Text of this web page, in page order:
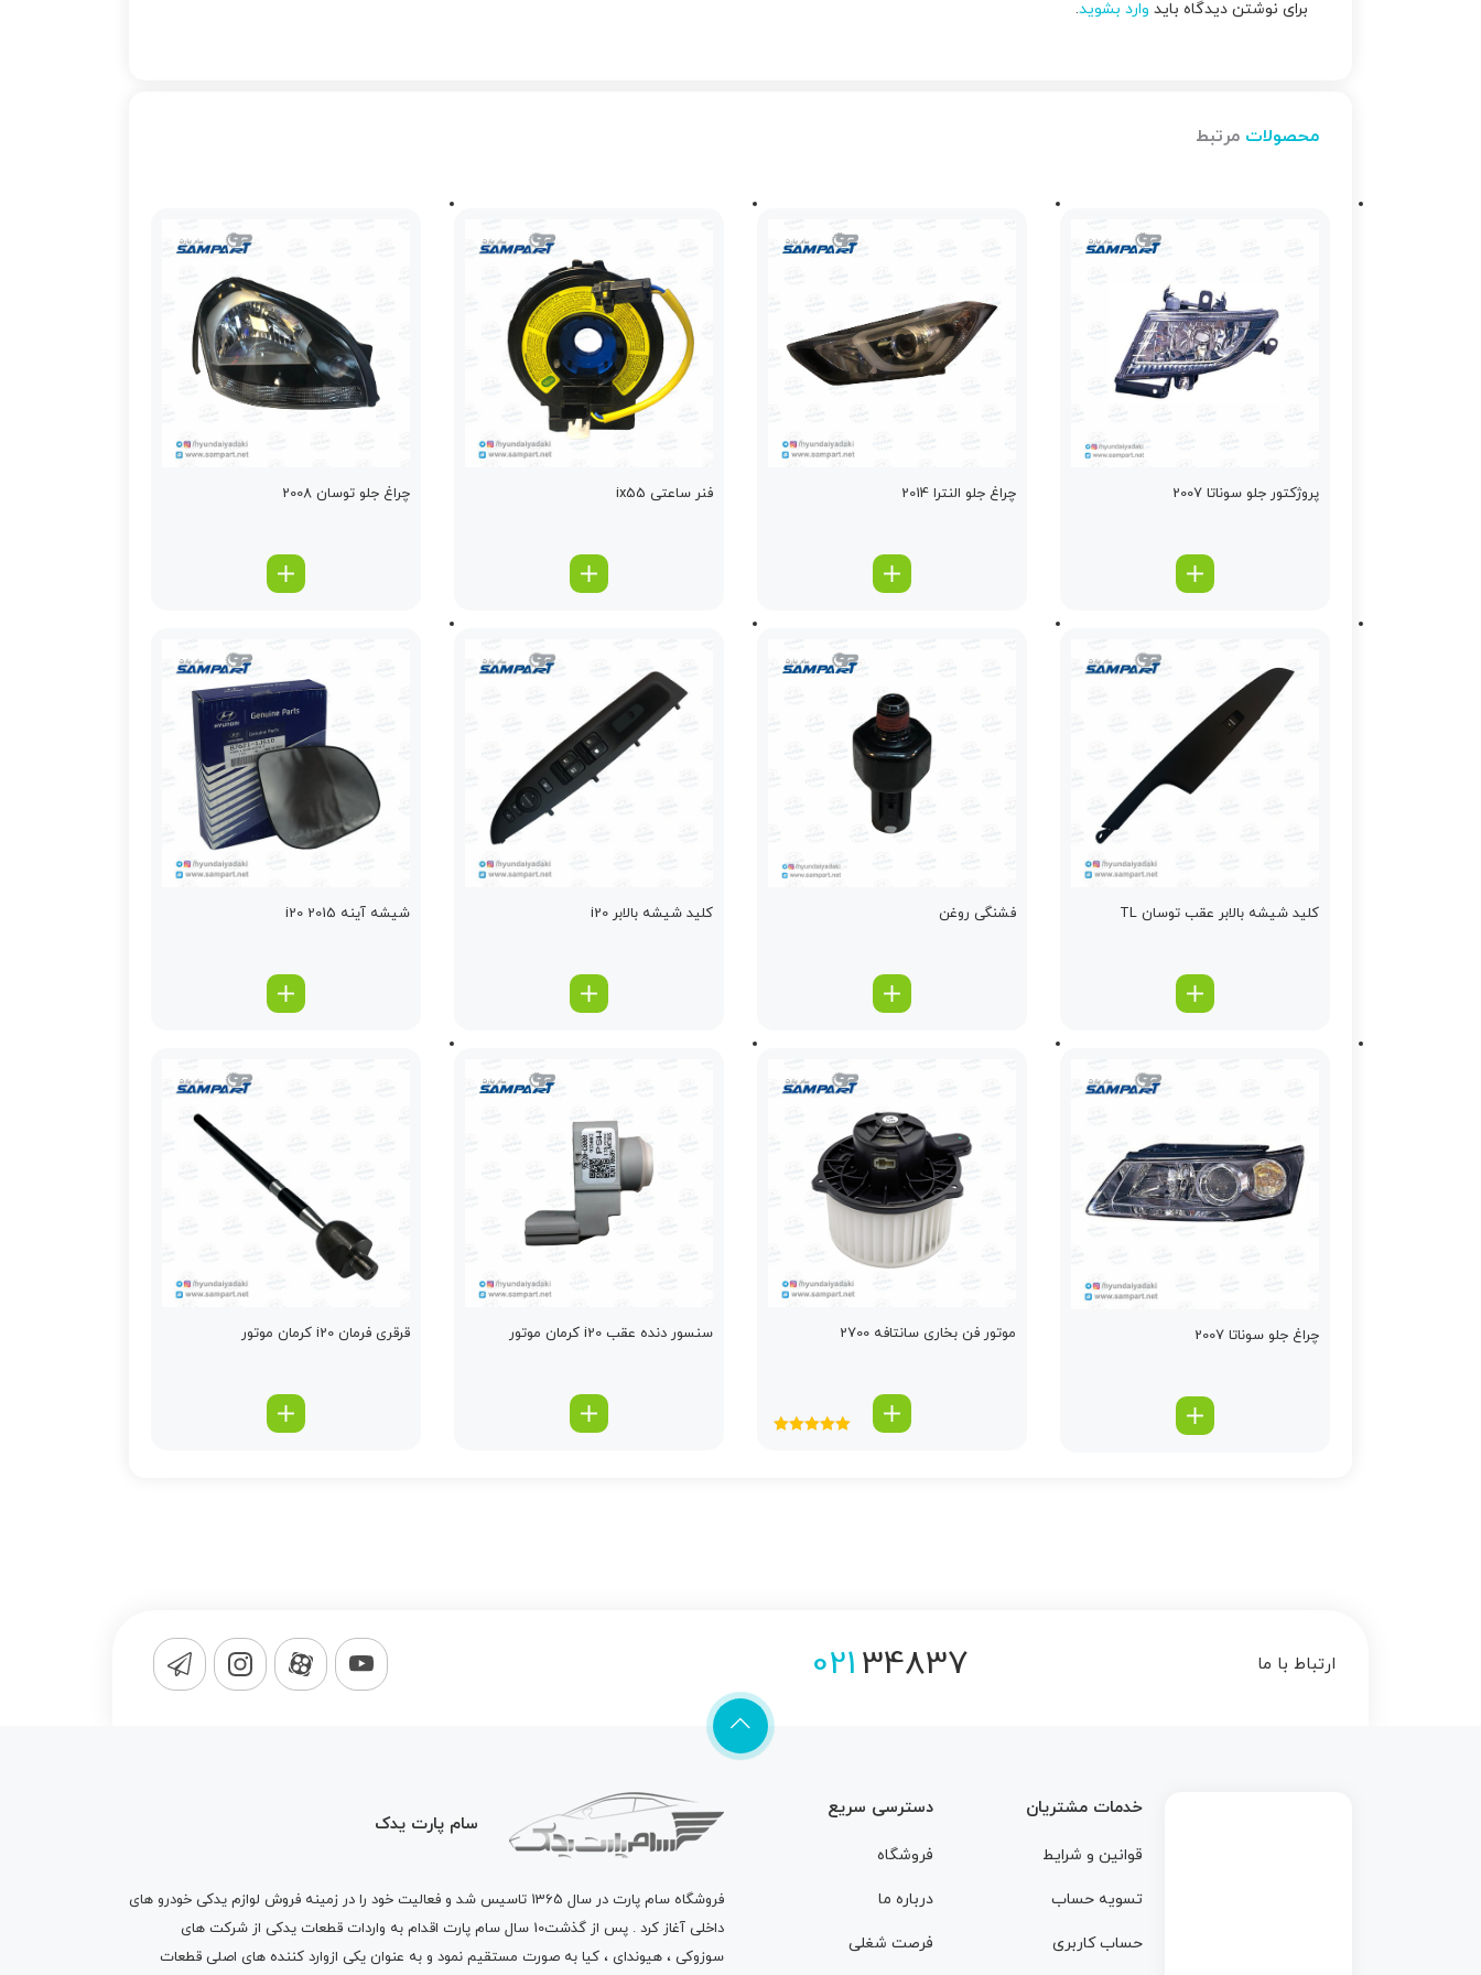
برای نوشتن دیدگاه باید وارد بشوید.
محصولات مرتبط
پروژکتور جلو سوناتا 2007 چراغ جلو النترا 2014 فنر ساعتی ix55 چراغ جلو توسان 2008
کلید شیشه بالابر عقب توسان TL فشنگی روغن کلید شیشه بالابر i20 شیشه آینه i20 2015
چراغ جلو سوناتا 2007 موتور فن بخاری سانتافه 2700 سنسور دنده عقب i20 کرمان موتور قرقری فرمان i20 کرمان موتور
ارتباط با ما 02134837
خدمات مشتریان
قوانین و شرایط
تسویه حساب
حساب کاربری
دسترسی سریع
فروشگاه
درباره ما
فرصت شغلی
سام پارت یدک
فروشگاه سام پارت
در سال 1365 تاسیس شد و فعالیت خود را در زمینه فروش لوازم یدکی خودرو های
داخلی آغاز کرد . پس از گذشت10 سال سام پارت اقدام به واردات قطعات یدکی از شرکت های
سوزوکی ، هیوندای ، کیا به صورت مستقیم نمود و به عنوان یکی ازوارد کننده های اصلی قطعات